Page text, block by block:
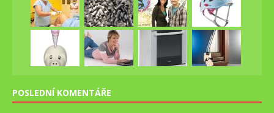
POSLEDNÍ KOMENTÁŘE